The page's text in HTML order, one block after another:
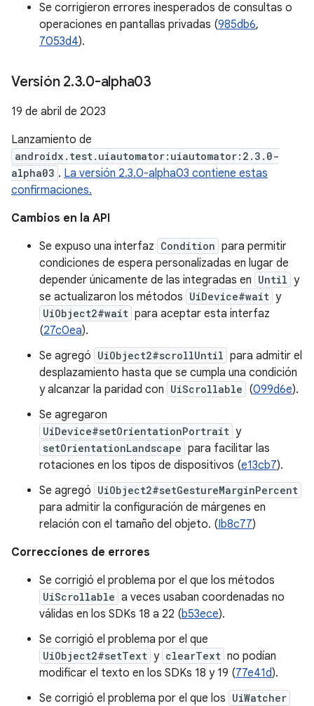
Se corrigieron errores inesperados de consultas o
operaciones en pantallas privadas (985db6,
7053d4).
Versión 2.3.0-alpha03
19 de abril de 2023
Lanzamiento de
androidx.test.uiautomator:uiautomator:2.3.0-
alpha03 . La versión 2.3.0-alpha03 contiene estas
confirmaciones.
Cambios en la API
Se expuso una interfaz Condition para permitir
condiciones de espera personalizadas en lugar de
depender únicamente de las integradas en Until y
se actualizaron los métodos UiDevice#wait y
UiObject2#wait para aceptar esta interfaz
(27c0ea).
Se agregó UiObject2#scrollUntil para admitir el
desplazamiento hasta que se cumpla una condición
y alcanzar la paridad con UiScrollable (099d6e).
Se agregaron
UiDevice#setOrientationPortrait y
setOrientationLandscape para facilitar las
rotaciones en los tipos de dispositivos (e13cb7).
Se agregó UiObject2#setGestureMarginPercent
para admitir la configuración de márgenes en
relación con el tamaño del objeto. (Ib8c77)
Correcciones de errores
Se corrigió el problema por el que los métodos
UiScrollable a veces usaban coordenadas no
válidas en los SDKs 18 a 22 (b53ece).
Se corrigió el problema por el que
UiObject2#setText y clearText no podían
modificar el texto en los SDKs 18 y 19 (77e41d).
Se corrigió el problema por el que los UiWatcher